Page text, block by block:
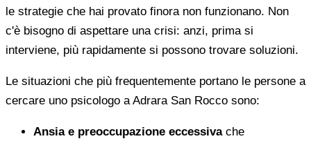
le strategie che hai provato finora non funzionano. Non
c'è bisogno di aspettare una crisi: anzi, prima si
interviene, più rapidamente si possono trovare soluzioni.
Le situazioni che più frequentemente portano le persone a
cercare uno psicologo a Adrara San Rocco sono:
Ansia e preoccupazione eccessivache